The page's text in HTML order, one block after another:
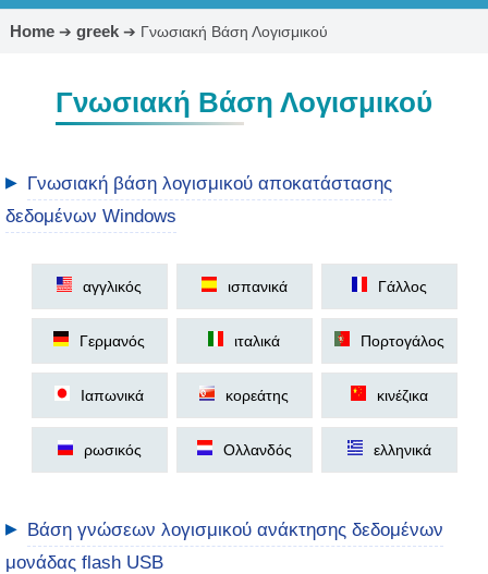
Home➔ greek➔ Γνωσιακή Βάση Λογισμικού
Γνωσιακή Βάση Λογισμικού
▶
Γνωσιακή βάση λογισμικού αποκατάστασης
δεδομένων Windows
αγγλικός ισπανικά Γάλλος
Γερμανός ιταλικά Πορτογάλος
Ιαπωνικά κορεάτης κινέζικα
ρωσικός Ολλανδός ελληνικά
▶
Βάση γνώσεων λογισμικού ανάκτησης δεδομένων
μονάδας flash USB